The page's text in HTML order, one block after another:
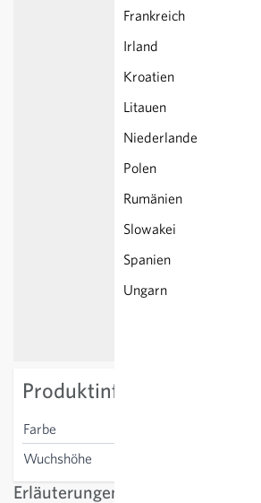
Frankreich
Irland
Kroatien
Litauen
Niederlande
Polen
Rumänien
Slowakei
Spanien
Ungarn
Produktinformation
Farbe
Wuchshöhe
Erläuterungen